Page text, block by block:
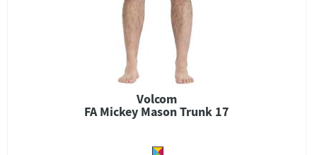
Volcom
FA Mickey Mason Trunk 17